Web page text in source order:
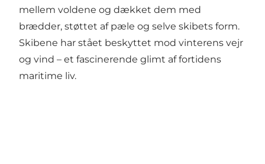
mellem voldene og dækket dem med
brædder, støttet af pæle og selve skibets form.
Skibene har stået beskyttet mod vinterens vejr
og vind – et fascinerende glimt af fortidens
maritime liv.